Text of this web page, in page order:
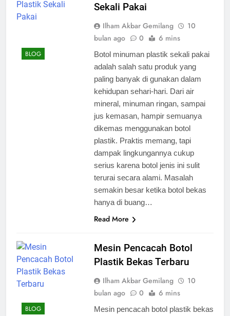
BLOG
Sekali Pakai
Ilham Akbar Gemilang
10
bulan ago
0 6 mins
Botol minuman plastik sekali pakai
adalah salah satu produk yang
paling banyak di gunakan dalam
kehidupan sehari-hari. Dari air
mineral, minuman ringan, sampai
jus kemasan, hampir semuanya
dikemas menggunakan botol
plastik. Praktis memang, tapi
dampak lingkungannya cukup
serius karena botol jenis ini sulit
terurai secara alami. Masalah
semakin besar ketika botol bekas
hanya di buang…
Read More
BLOG
Mesin Pencacah Botol
Plastik Bekas Terbaru
Ilham Akbar Gemilang
10
bulan ago
0 6 mins
Mesin pencacah botol plastik bekas